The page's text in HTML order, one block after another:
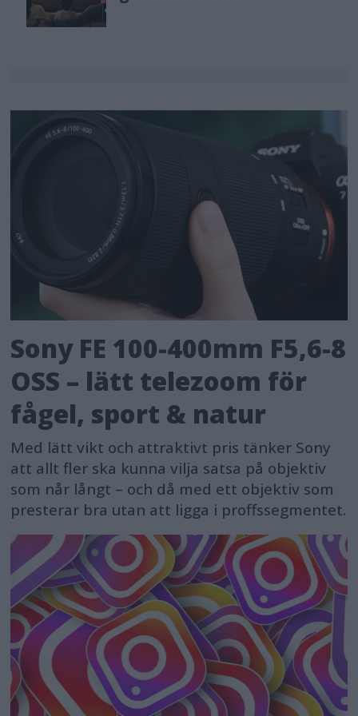
Sony FE 100-400mm F5,6-8
OSS – lätt telezoom för
fågel, sport & natur
Med lätt vikt och attraktivt pris tänker Sony
att allt fler ska kunna vilja satsa på objektiv
som når långt – och då med ett objektiv som
presterar bra utan att ligga i proffssegmentet.